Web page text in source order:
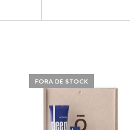
FORA DE STOCK